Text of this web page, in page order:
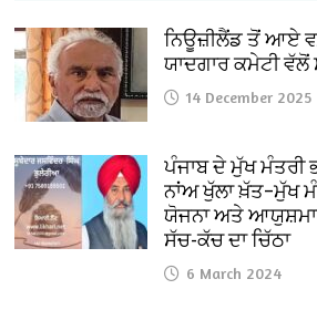
ਨਿਊਜ਼ੀਲੈਂਡ ਤੋਂ ਆਏ
ਯਾਦਗਾਰ ਕਮੇਟੀ ਵੱਲੋਂ
14 December 2025
ਪੰਜਾਬ ਦੇ ਮੁੱਖ ਮੰਤਰੀ
ਨਾਂਅ ਖੁੱਲਾ ਖ਼ੱਤ–ਮੁੱਖ
ਯੋਜਨਾ ਅਤੇ
ਸੱਚ-ਕੱਚ ਦਾ ਚਿੱਠਾ
6 March 2024